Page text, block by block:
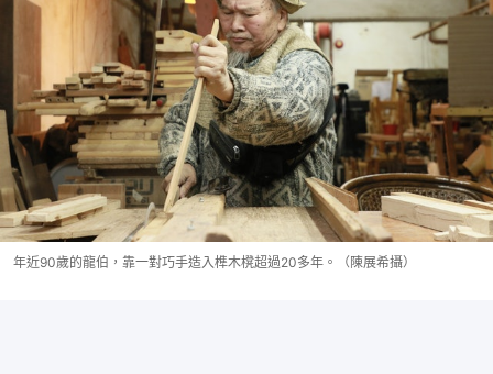
年近90歲的龍伯，靠一對巧手造入榫木櫈超過20多年。（陳展希攝）